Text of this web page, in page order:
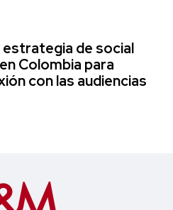
estrategia de social
Colombia para
con las audiencias